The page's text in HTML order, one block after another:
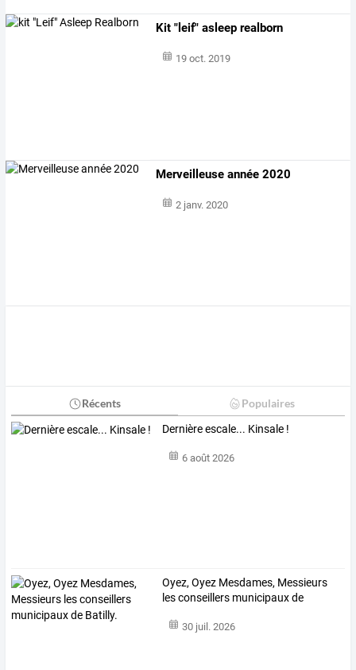
Kit "leif" asleep realborn
19 oct. 2019
Merveilleuse année 2020
2 janv. 2020
Récents Populaires
Dernière escale... Kinsale !
6 août 2026
Oyez, Oyez Mesdames, Messieurs
les conseillers municipaux de
30 juil. 2026